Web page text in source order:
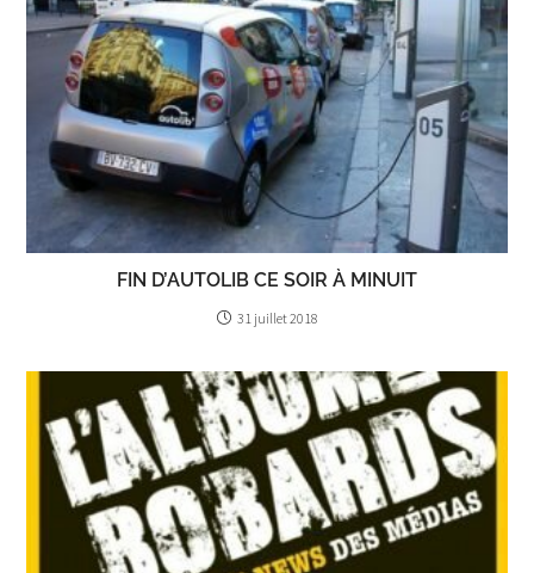
FIN D’AUTOLIB CE SOIR À MINUIT
31 juillet 2018